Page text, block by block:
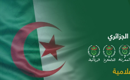
Aller au contenu principal